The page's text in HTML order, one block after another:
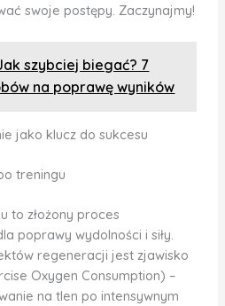
swoje postępy. Zaczynajmy!
szybciej biegać? 7
na poprawę wyników
jako klucz do sukcesu
treningu
to złożony proces
poprawy wydolności i siły.
regeneracji jest zjawisko
Oxygen Consumption) –
na tlen po intensywnym